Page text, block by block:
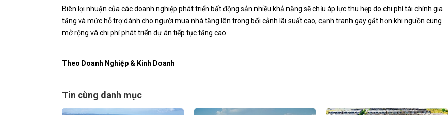
Biên lợi nhuận của các doanh nghiệp phát triển bất động sản nhiều khả năng sẽ chịu áp lực thu hẹp do chi phí tài chính gia
tăng và mức hỗ trợ dành cho người mua nhà tăng lên trong bối cảnh lãi suất cao, cạnh tranh gay gắt hơn khi nguồn cung
mở rộng và chi phí phát triển dự án tiếp tục tăng cao.
Theo Doanh Nghiệp & Kinh Doanh
Tin cùng danh mục